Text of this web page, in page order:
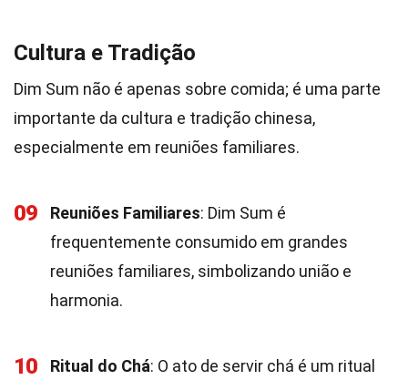
Cultura e Tradição
Dim Sum não é apenas sobre comida; é uma parte
importante da cultura e tradição chinesa,
especialmente em reuniões familiares.
09 Reuniões Familiares: Dim Sum é
frequentemente consumido em grandes
reuniões familiares, simbolizando união e
harmonia.
10 Ritual do Chá: O ato de servir chá é um ritual